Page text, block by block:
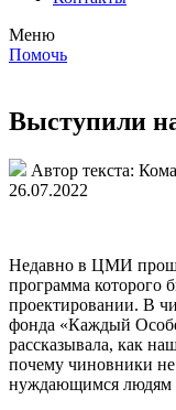
Меню
Помочь
Выступили
Автор текста:
26.07.2022
Недавно в ЦМИ
программа которого
проектировании. В
фонда «Каждый
рассказывала, как
почему чиновники
нуждающимся людям